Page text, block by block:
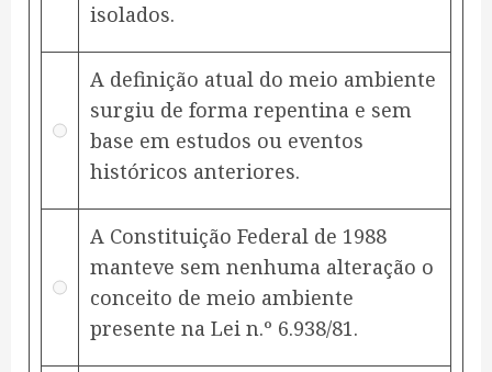
isolados.
A definição atual do meio ambiente
surgiu de forma repentina e sem
base em estudos ou eventos
históricos anteriores.
A Constituição Federal de 1988
manteve sem nenhuma alteração o
conceito de meio ambiente
presente na Lei n.º 6.938/81.